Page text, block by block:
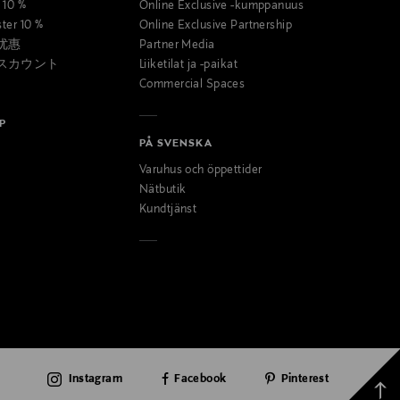
%
10 %
惠
カウント
Online Exclusive -kumppanuus
Online Exclusive Partnership
Partner Media
Liiketilat ja -paikat
Commercial Spaces
PÅ SVENSKA
Varuhus och öppettider
Nätbutik
Kundtjänst
Instagram Facebook Pinterest